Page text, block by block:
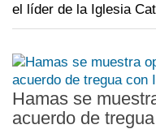
el líder de la Iglesia
Hamas se
acuerdo de